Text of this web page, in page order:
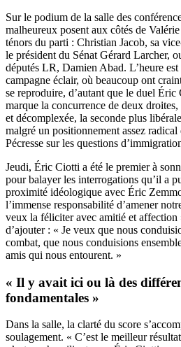
Sur le podium de la salle des
malheureux posent aux côtés de
ténors du parti : Christian Jacob, sa
le président du Sénat Gérard Larcher,
députés LR, Damien Abad. L’heure est
campagne éclair, où beaucoup ont
se reproduire, d’autant que le duel Éric
marque la concurrence de deux
et décomplexée, la seconde plus
malgré un positionnement assez
Pécresse sur les questions
Jeudi, Éric Ciotti a été le premier à
pour balayer les interrogations qu’il a
proximité idéologique avec Éric
l’immense responsabilité d’amener
veux la féliciter avec amitié et
d’ajouter : « Je veux que nous
combat, que nous conduisions
amis qui nous entourent. »
« Il y avait ici ou là des
fondamentales »
Dans la salle, la clarté du score
soulagement. « C’est le meilleur